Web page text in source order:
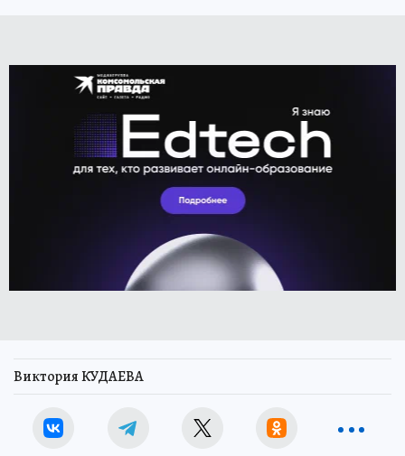
Виктория КУДАЕВА